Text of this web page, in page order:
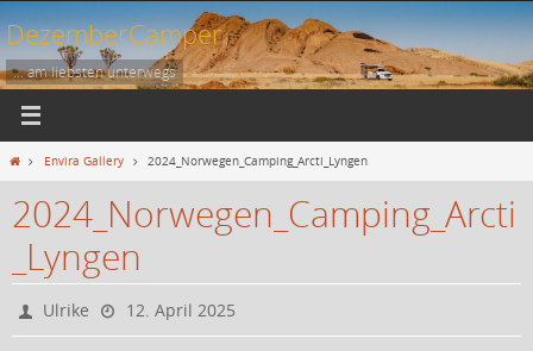
Zum
Inhalt
springen
DezemberCamper
... am liebsten unterwegs
StartEnvira Gallery 2024_Norwegen_Camping_Arcti_Lyngen
2024_Norwegen_Camping_Arcti
_Lyngen
Ulrike 12. April 2025